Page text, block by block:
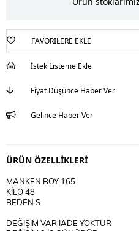
FAVORILERE EKLE
İstek Listeme Ekle
Fiyat Düşünce Haber Ver
Gelince Haber Ver
ÜRÜN ÖZELLIKLERI
MANKEN BOY 165
KİLO 48
BEDEN S
DEĞİŞİM VAR İADE YOKTUR